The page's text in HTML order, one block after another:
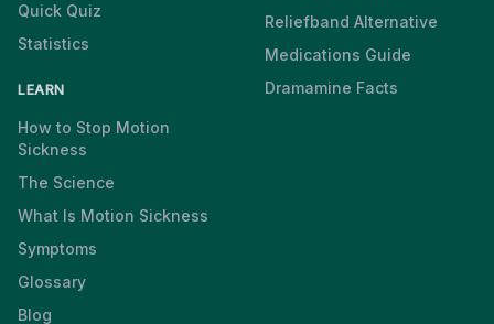
Quick Quiz
Statistics
LEARN
How to Stop Motion
Sickness
The Science
What Is Motion Sickness
Symptoms
Glossary
Blog
Reliefband Alternative
Medications Guide
Dramamine Facts